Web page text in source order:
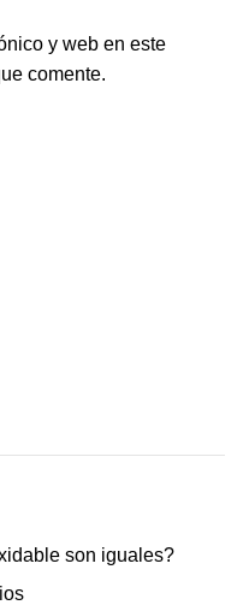
y web en este
comente.
son iguales?